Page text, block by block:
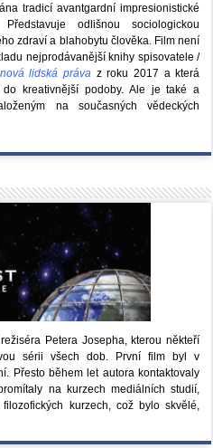
tradicí avantgardní impresionistické
odlišnou sociologickou
zdraví a blahobytu člověka. Film není
nejprodávanější knihy spisovatele /
lidská právaz roku 2017 a která
kreativnější podoby. Ale je také a
na současných vědeckých
Petera Josepha, kterou někteří
sérii všech dob. První film byl v
Přesto během let autora kontaktovaly
na kurzech mediálních studií,
kurzech, což bylo skvělé,